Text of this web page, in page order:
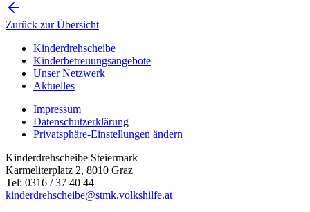
Zurück zur Übersicht
Kinderdrehscheibe
Kinderbetreuungs­angebote
Unser Netzwerk
Aktuelles
Impressum
Datenschutzerklärung
Privatsphäre-Einstellungen ändern
Kinderdrehscheibe Steiermark
Karmeliterplatz 2, 8010 Graz
Tel: 0316 / 37 40 44
kinderdrehscheibe@stmk.volkshilfe.at